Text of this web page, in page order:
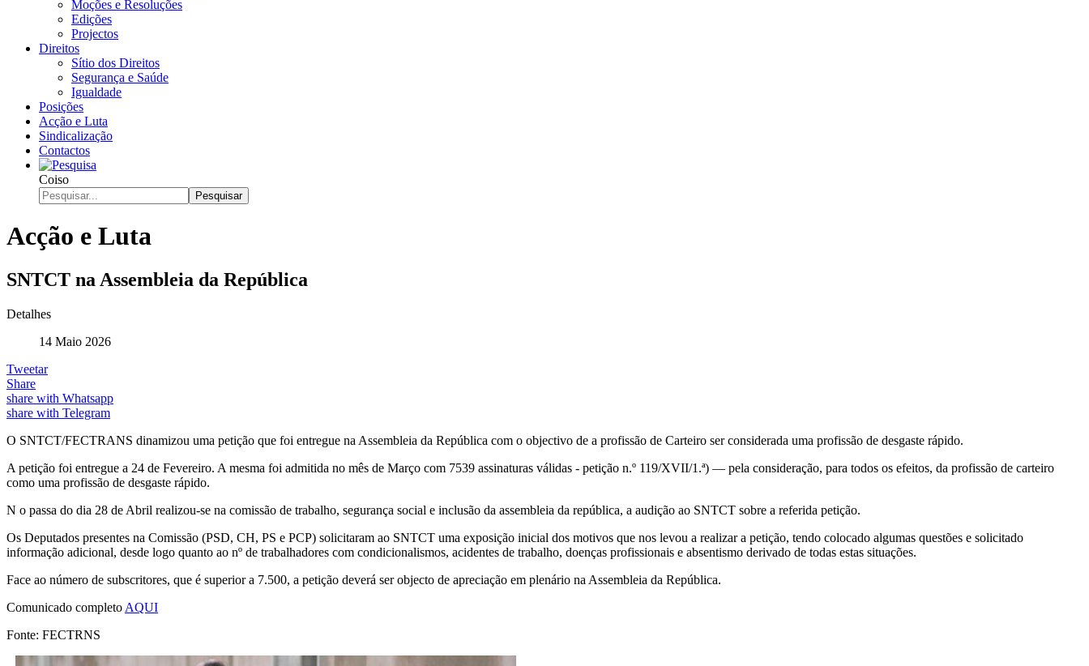
Moções e Resoluções
Edições
Projectos
Direitos
Sítio dos Direitos
Segurança e Saúde
Igualdade
Posições
Acção e Luta
Sindicalização
Contactos
Coiso
Pesquisar
Acção e Luta
SNTCT na Assembleia da República
Detalhes
14 Maio 2026
Tweetar
Share
share with Whatsapp
share with Telegram
O SNTCT/FECTRANS dinamizou uma petição que foi entregue na Assembleia da República com o objectivo de a profissão de Carteiro ser considerada uma profissão de desgaste rápido.
A petição foi entregue a 24 de Fevereiro. A mesma foi admitida no mês de Março com 7539 assinaturas válidas - petição n.º 119/XVII/1.ª) — pela consideração, para todos os efeitos, da profissão de carteiro
como uma profissão de desgaste rápido.
N o passa do dia 28 de Abril realizou-se na comissão de trabalho, segurança social e inclusão da assembleia da república, a audição ao SNTCT sobre a referida petição.
Os Deputados presentes na Comissão (PSD, CH, PS e PCP) solicitaram ao SNTCT uma exposição inicial dos motivos que nos levou a realizar a petição, tendo colocado algumas questões e solicitado
informação adicional, desde logo quanto ao nº de trabalhadores com condicionalismos, acidentes de trabalho, doenças profissionais e absentismo derivado de todas estas situações.
Face ao número de subscritores, que é superior a 7.500, a petição deverá ser objecto de apreciação em plenário na Assembleia da República.
Comunicado completo AQUI
Fonte: FECTRNS